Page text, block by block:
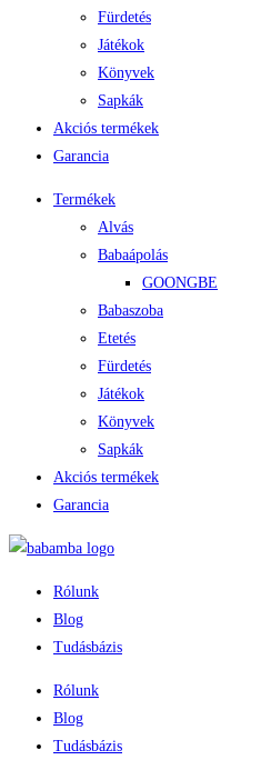
Fürdetés
Játékok
Könyvek
Sapkák
Akciós termékek
Garancia
Termékek
Alvás
Babaápolás
GOONGBE
Babaszoba
Etetés
Fürdetés
Játékok
Könyvek
Sapkák
Akciós termékek
Garancia
Rólunk
Blog
Tudásbázis
Rólunk
Blog
Tudásbázis